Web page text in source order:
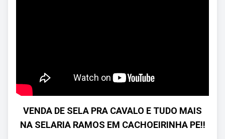
VENDA DE SELA PRA CAVALO E TUDO MAIS
NA SELARIA RAMOS EM CACHOEIRINHA PE!!